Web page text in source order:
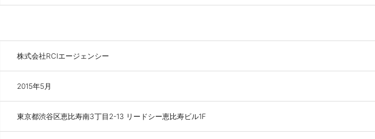
株式会社RCIエージェンシー
2015年5月
東京都渋谷区恵比寿南3丁目2-13 リードシー恵比寿ビル1F